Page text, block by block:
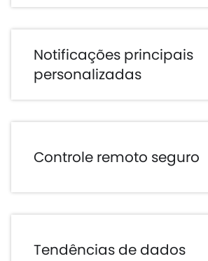
Notificações principais
personalizadas
Controle remoto seguro
Tendências de dados